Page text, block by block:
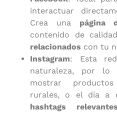
interactuar
Crea una página
contenido de
relacionados con tu
Instagram: Esta
naturaleza, por lo
mostrar
rurales, o el día a
hashtags relevantes